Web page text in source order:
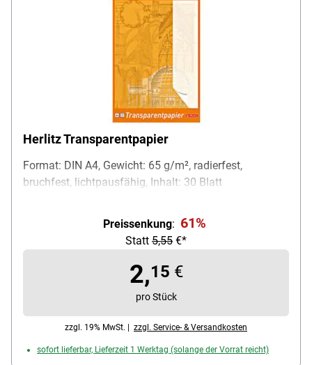
Herlitz Transparentpapier
Format: DIN A4, Gewicht: 65 g/m², radierfest,
bruchfest, lichtpausfähig, Inhalt: 30 Blatt
Preissenkung: 61%
Statt 5,55 €*
2,15 €
pro Stück
zzgl. 19% MwSt. | zzgl. Service- & Versandkosten
sofort lieferbar, Lieferzeit 1 Werktag (solange der Vorrat reicht)